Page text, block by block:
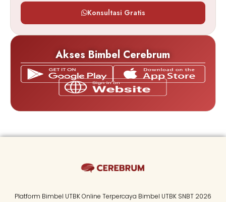
Konsultasi Gratis
Akses Bimbel Cerebrum
Platform Bimbel UTBK Online Terpercaya Bimbel UTBK SNBT 2026